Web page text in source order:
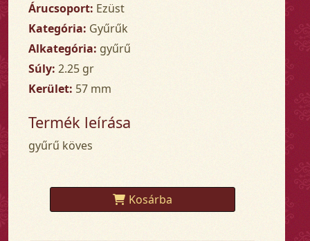
Árucsoport: Ezüst
Kategória: Gyűrűk
Alkategória: gyűrű
Súly: 2.25 gr
Kerület: 57 mm
Termék leírása
gyűrű köves
Kosárba